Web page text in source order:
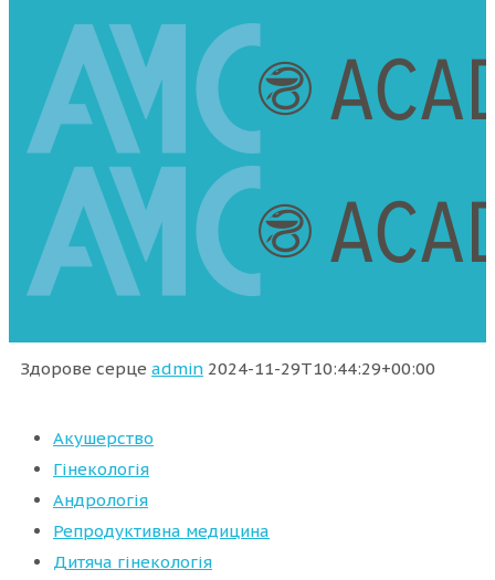
Здорове серце admin 2024-11-29T10:44:29+00:00
Акушерство
Гінекологія
Андрологія
Репродуктивна медицина
Дитяча гінекологія